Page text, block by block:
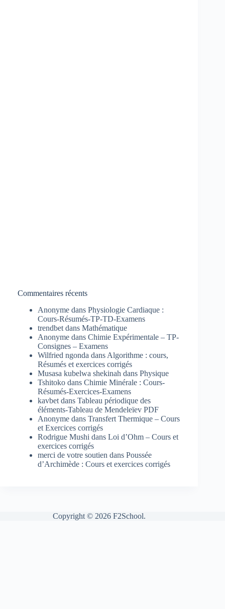
Commentaires récents
Anonyme dans Physiologie Cardiaque :
Cours-Résumés-TP-TD-Examens
trendbet dans Mathématique
Anonyme dans Chimie Expérimentale – TP-
Consignes – Examens
Wilfried ngonda dans Algorithme : cours,
Résumés et exercices corrigés
Musasa kubelwa shekinah dans Physique
Tshitoko dans Chimie Minérale : Cours-
Résumés-Exercices-Examens
kavbet dans Tableau périodique des
éléments-Tableau de Mendeleïev PDF
Anonyme dans Transfert Thermique – Cours
et Exercices corrigés
Rodrigue Mushi dans Loi d’Ohm – Cours et
exercices corrigés
merci de votre soutien dans Poussée
d’Archimède : Cours et exercices corrigés
Copyright © 2026 F2School.